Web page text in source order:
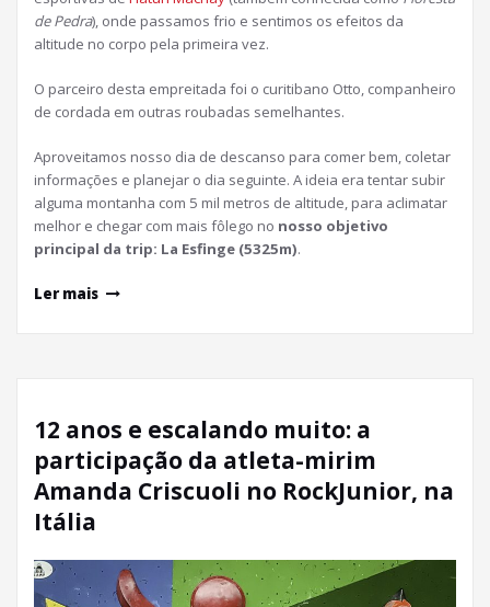
de Pedra), onde passamos frio e sentimos os efeitos da
altitude no corpo pela primeira vez.
O parceiro desta empreitada foi o curitibano Otto, companheiro
de cordada em outras roubadas semelhantes.
Aproveitamos nosso dia de descanso para comer bem, coletar
informações e planejar o dia seguinte. A ideia era tentar subir
alguma montanha com 5 mil metros de altitude, para aclimatar
melhor e chegar com mais fôlego no nosso objetivo
principal da trip: La Esfinge (5325m).
Ler mais
12 anos e escalando muito: a
participação da atleta-mirim
Amanda Criscuoli no RockJunior, na
Itália